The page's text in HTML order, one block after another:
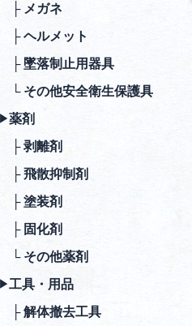
├ メガネ
├ ヘルメット
├ 墜落制⽌⽤器具
└ その他安全衛⽣保護具
▶︎薬剤
├ 剥離剤
├ ⾶散抑制剤
├ 塗装剤
├ 固化剤
└ その他薬剤
▶︎⼯具・⽤品
├ 解体撤去⼯具